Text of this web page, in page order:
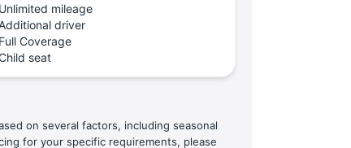
Unlimited mileage
driver
Full Coverage
seat
on several factors, including seasonal
for your specific requirements, please